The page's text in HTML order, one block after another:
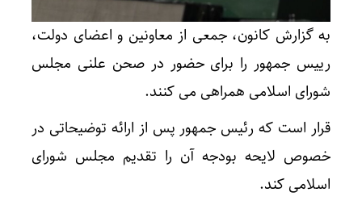
به گزارش کانون، جمعی از معاونین و اعضای دولت،
رییس جمهور را برای حضور در صحن علنی مجلس
شورای اسلامی همراهی می کنند.
قرار است که رئیس جمهور پس از ارائه توضیحاتی در
خصوص لایحه بودجه آن را تقدیم مجلس شورای
اسلامی کند.